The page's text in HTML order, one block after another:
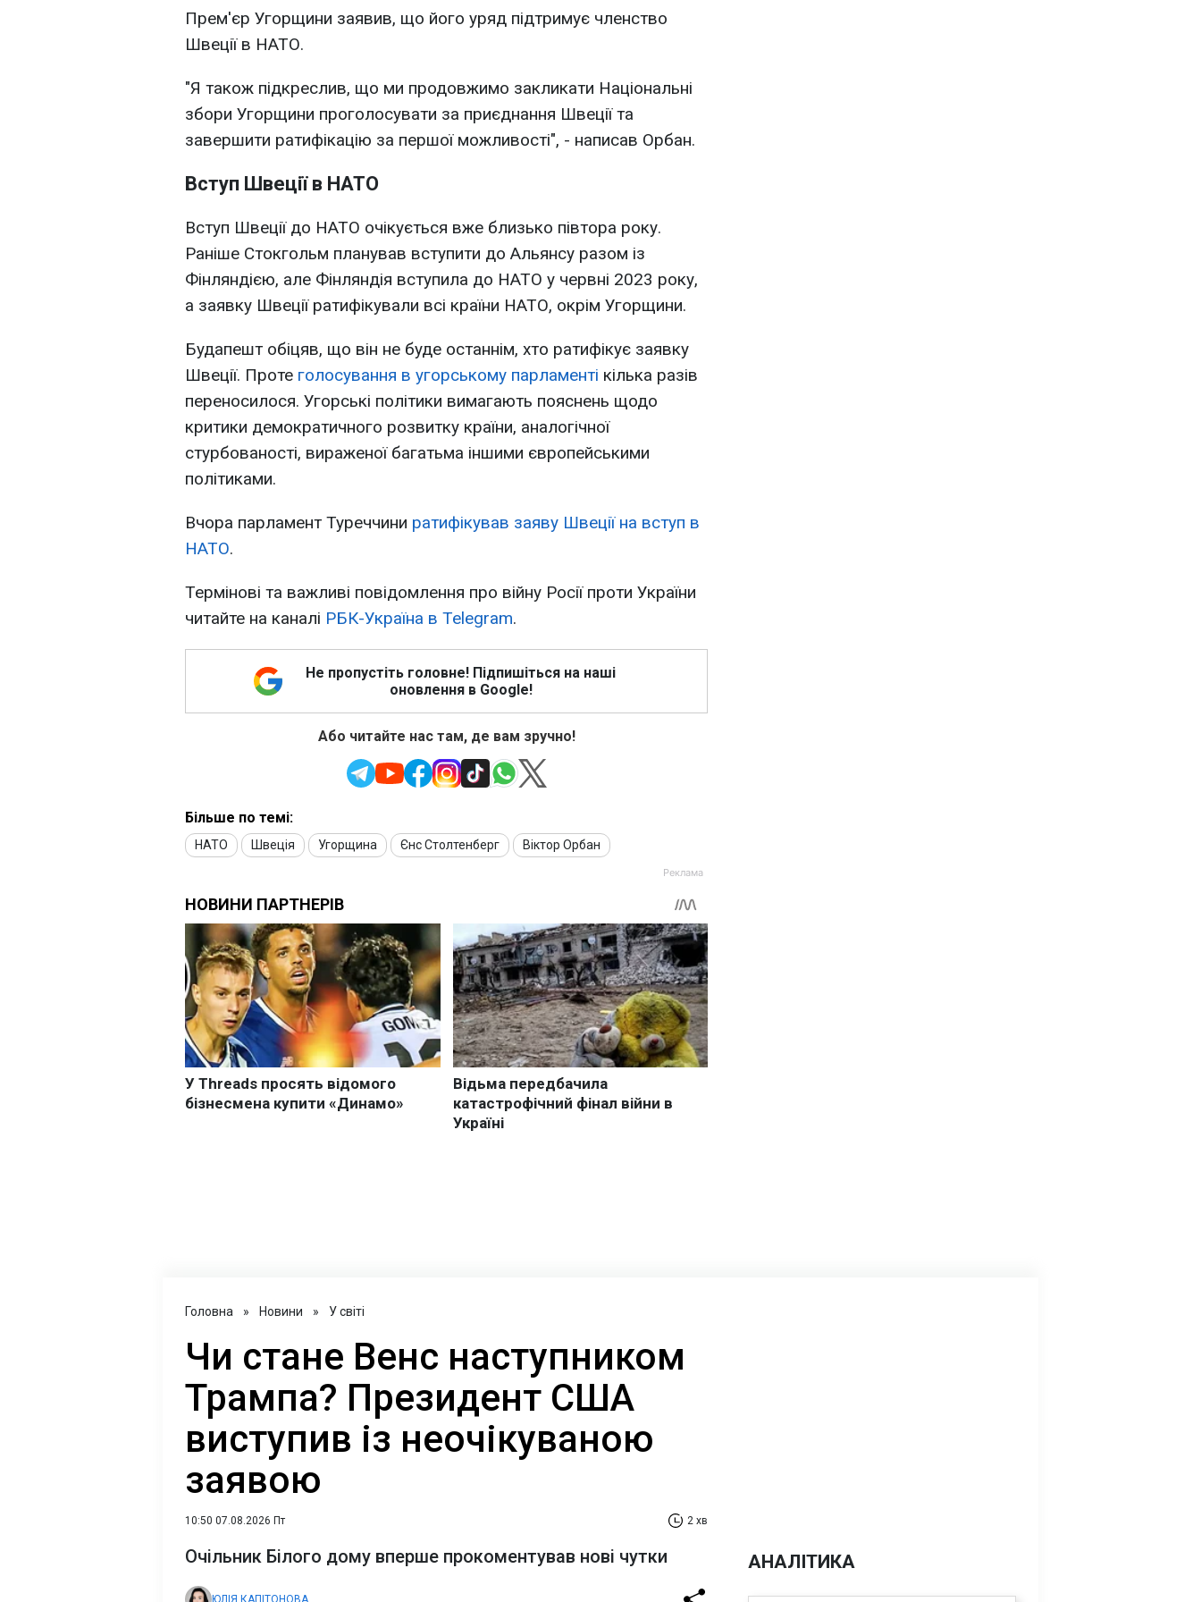
Прем'єр Угорщини заявив, що його уряд підтримує членство
Швеції в НАТО.
"Я також підкреслив, що ми продовжимо закликати Національні
збори Угорщини проголосувати за приєднання Швеції та
завершити ратифікацію за першої можливості", - написав Орбан.
Вступ Швеції в НАТО
Вступ Швеції до НАТО очікується вже близько півтора року.
Раніше Стокгольм планував вступити до Альянсу разом із
Фінляндією, але Фінляндія вступила до НАТО у червні 2023 року,
а заявку Швеції ратифікували всі країни НАТО, окрім Угорщини.
Будапешт обіцяв, що він не буде останнім, хто ратифікує заявку
Швеції. Проте голосування в угорському парламенті кілька разів
переносилося. Угорські політики вимагають пояснень щодо
критики демократичного розвитку країни, аналогічної
стурбованості, вираженої багатьма іншими європейськими
політиками.
Вчора парламент Туреччини ратифікував заяву Швеції на вступ в
НАТО.
Термінові та важливі повідомлення про війну Росії проти України
читайте на каналі РБК-Україна в Telegram.
Не пропустіть головне! Підпишіться на наші
оновлення в Google!
Або читайте нас там, де вам зручно!
Більше по темі:
НАТО Швеція Угорщина Єнс Столтенберг Віктор Орбан
Головна » Новини » У світі
Чи стане Венс наступником
Трампа? Президент США
виступив із неочікуваною
заявою
10:50 07.08.2026 Пт 2 хв
Очільник Білого дому вперше прокоментував нові чутки
ЮЛІЯ КАПІТОНОВА
АНАЛІТИКА